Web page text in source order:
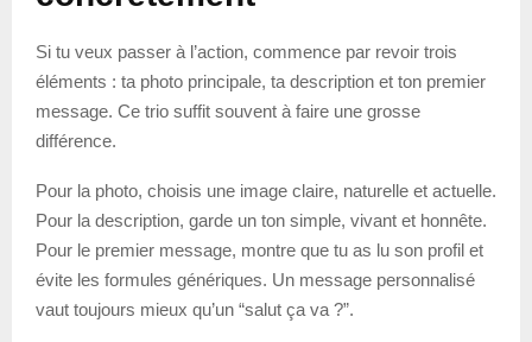
Si tu veux passer à l’action, commence par revoir trois
éléments : ta photo principale, ta description et ton premier
message. Ce trio suffit souvent à faire une grosse
différence.
Pour la photo, choisis une image claire, naturelle et actuelle.
Pour la description, garde un ton simple, vivant et honnête.
Pour le premier message, montre que tu as lu son profil et
évite les formules génériques. Un message personnalisé
vaut toujours mieux qu’un “salut ça va ?”.